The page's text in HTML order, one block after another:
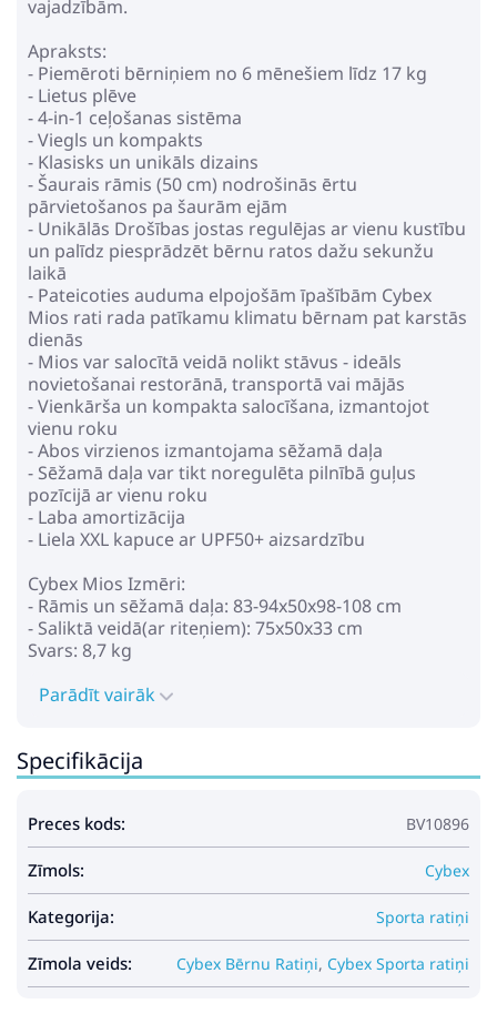
vajadzībām.
Apraksts:
- Piemēroti bērniņiem no 6 mēnešiem līdz 17 kg
- Lietus plēve
- 4-in-1 ceļošanas sistēma
- Viegls un kompakts
- Klasisks un unikāls dizains
- Šaurais rāmis (50 cm) nodrošinās ērtu
pārvietošanos pa šaurām ejām
- Unikālās Drošības jostas regulējas ar vienu kustību
un palīdz piesprādzēt bērnu ratos dažu sekunžu
laikā
- Pateicoties auduma elpojošām īpašībām Cybex
Mios rati rada patīkamu klimatu bērnam pat karstās
dienās
- Mios var salocītā veidā nolikt stāvus - ideāls
novietošanai restorānā, transportā vai mājās
- Vienkārša un kompakta salocīšana, izmantojot
vienu roku
- Abos virzienos izmantojama sēžamā daļa
- Sēžamā daļa var tikt noregulēta pilnībā guļus
pozīcijā ar vienu roku
- Laba amortizācija
- Liela XXL kapuce ar UPF50+ aizsardzību
Cybex Mios Izmēri:
- Rāmis un sēžamā daļa: 83-94x50x98-108 cm
- Saliktā veidā(ar riteņiem): 75x50x33 cm
Svars: 8,7 kg
Parādīt vairāk
Specifikācija
Preces kods: BV10896
Zīmols: Cybex
Kategorija: Sporta ratiņi
Zīmola veids: Cybex Bērnu Ratiņi, Cybex Sporta ratiņi